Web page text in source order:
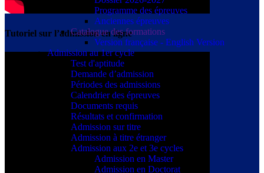
Programme des épreuves
Anciennes épreuves
Catalogue des formations
Version française - English Version
Admission au 1er cycle
Test d'aptitude
Demande d’admission
Périodes des admissions
Calendrier des épreuves
Documents requis
Résultats et confirmation
Admission sur titre
Admission à titre étranger
Admission aux 2e et 3e cycles
Admission en Master
Admission en Doctorat
Tutoriel sur l’admission en ligne